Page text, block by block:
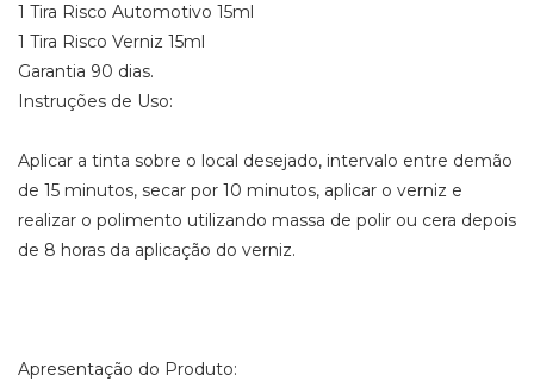
1 Tira Risco Automotivo 15ml
1 Tira Risco Verniz 15ml
Garantia 90 dias.
Instruções de Uso:
Aplicar a tinta sobre o local desejado, intervalo entre demão
de 15 minutos, secar por 10 minutos, aplicar o verniz e
realizar o polimento utilizando massa de polir ou cera depois
de 8 horas da aplicação do verniz.
Apresentação do Produto: